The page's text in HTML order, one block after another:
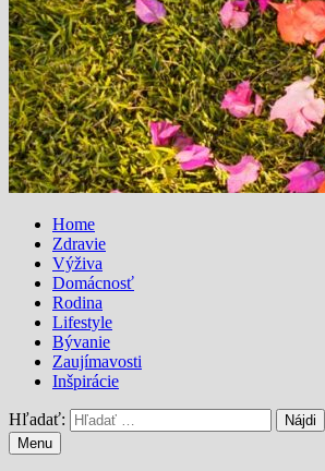
Home
Zdravie
Výživa
Domácnosť
Rodina
Lifestyle
Bývanie
Zaujímavosti
Inšpirácie
Hľadať:
Menu